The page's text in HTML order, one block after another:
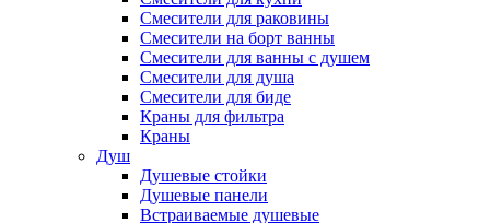
Смесители для раковины
Смесители на борт ванны
Смесители для ванны с душем
Смесители для душа
Смесители для биде
Краны для фильтра
Краны
Душ
Душевые стойки
Душевые панели
Встраиваемые душевые